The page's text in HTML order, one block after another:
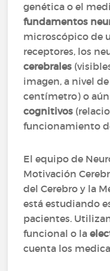
genética o el
fundamentos
microscópico de
receptores, los
cerebrales
imagen, a nivel
centímetro) o aún
cognitivos
funcionamiento
El equipo de
Motivación
del Cerebro y la
está estudiando
pacientes.
funcional o la
cuenta los